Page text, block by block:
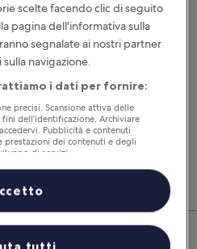
Ora di riconsegna
prenota volo, hotel e
ancora di più.
dai un'occhiata
scelte facendo clic di seguito
pagina dell'informativa sulla
segnalate ai nostri partner
navigazione.
i dati per fornire:
precisi. Scansione attiva delle
dell’identificazione. Archiviare
Pubblicità e contenuti
prestazioni dei contenuti e degli
di servizi.